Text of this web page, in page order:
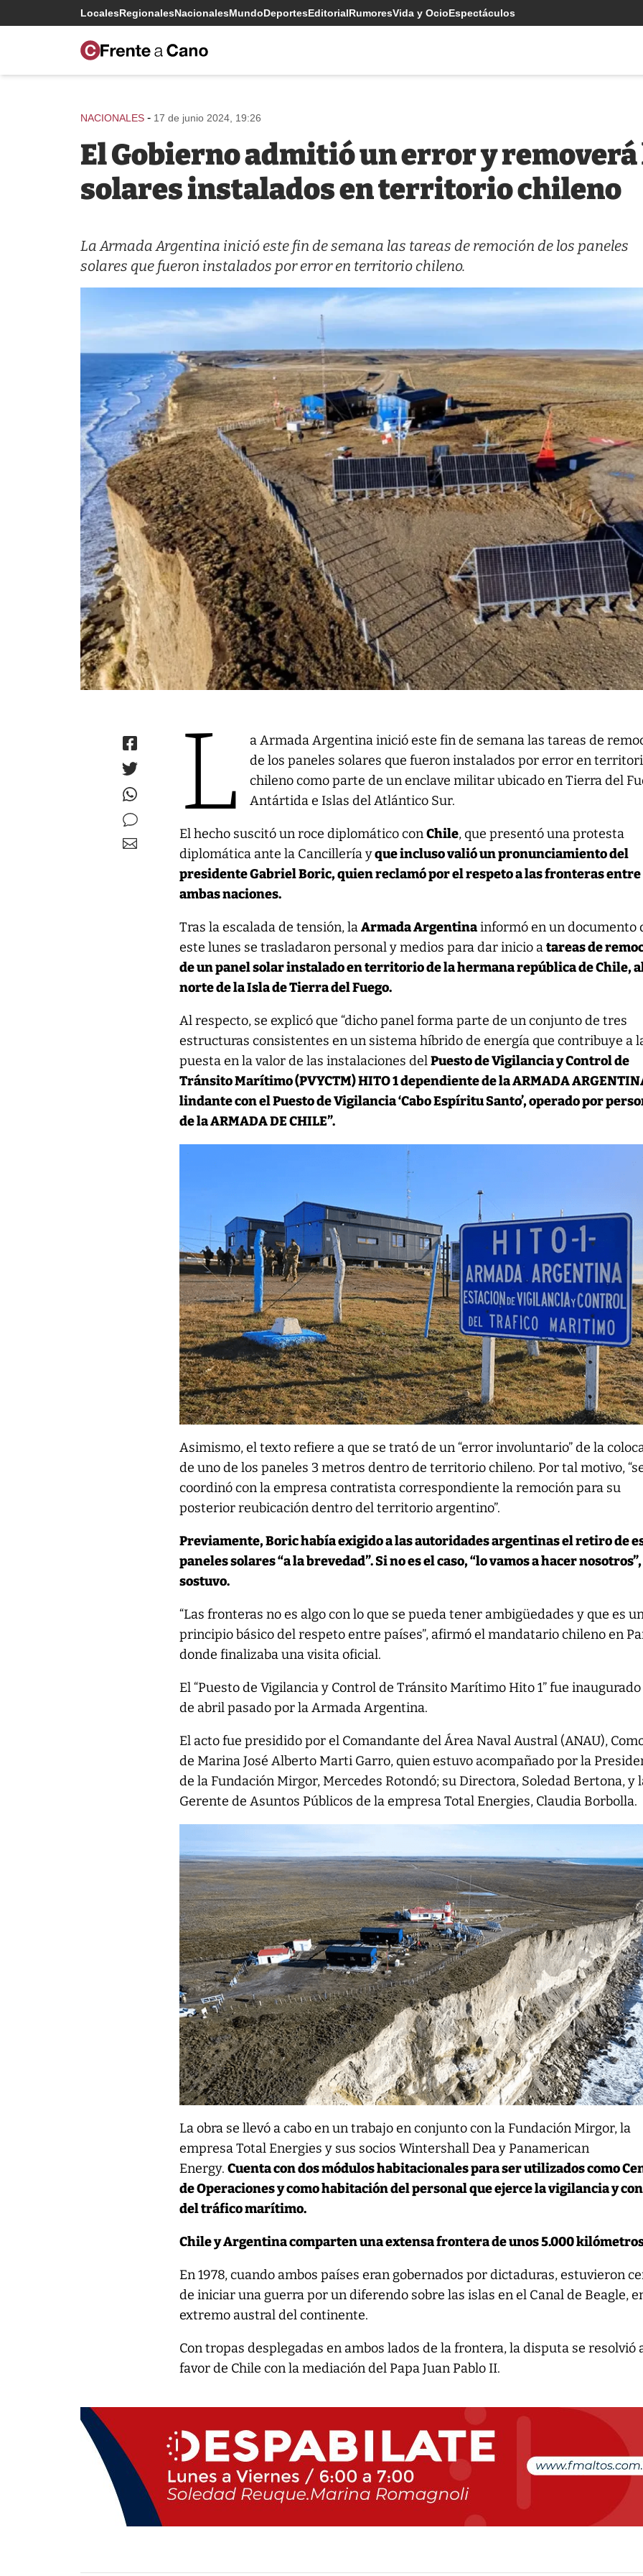
LocalesRegionalesNacionalesMundoDeportesEditorialRumoresVida y OcioEspectáculos
NACIONALES - 17 de junio 2024, 19:26
El Gobierno admitió un error y removerá
solares instalados en territorio chileno
La Armada Argentina inició este fin de semana las tareas de remoción de los paneles
solares que fueron instalados por error en territorio chileno.
L
a Armada Argentina inició este fin de semana las tareas de
de los paneles solares que fueron instalados por error en
chileno como parte de un enclave militar ubicado en Tierra del
Antártida e Islas del Atlántico Sur.
El hecho suscitó un roce diplomático conChile, que presentó una protesta
diplomática ante la Cancillería yque incluso valió un pronunciamiento del
presidente Gabriel Boric, quien reclamó por el respeto a las fronteras entre
ambas naciones.
Tras la escalada de tensión, laArmada Argentinainformó en un documento
este lunes se trasladaron personal y medios para dar inicio atareas de
de un panel solar instalado en territorio de la hermana república de Chile,
norte de la Isla de Tierra del Fuego.
Al respecto, se explicó que “dicho panel forma parte de un conjunto de tres
estructuras consistentes en un sistema híbrido de energía que contribuye a
puesta en la valor de las instalaciones delPuesto de Vigilancia y Control de
Tránsito Marítimo (PVYCTM) HITO 1 dependiente de la ARMADA
lindante con el Puesto de Vigilancia ‘Cabo Espíritu Santo’, operado por
de la ARMADA DE CHILE”.
Asimismo, el texto refiere a que se trató de un “error involuntario” de la
de uno de los paneles 3 metros dentro de territorio chileno. Por tal motivo,
coordinó con la empresa contratista correspondiente la remoción para su
posterior reubicación dentro del territorio argentino”.
Previamente, Boric había exigido a las autoridades argentinas el retiro de
paneles solares “a la brevedad”. Si no es el caso, “lo vamos a hacer nosotros”,
sostuvo.
“Las fronteras no es algo con lo que se pueda tener ambigüedades y que es
principio básico del respeto entre países”, afirmó el mandatario chileno en
donde finalizaba una visita oficial.
El “Puesto de Vigilancia y Control de Tránsito Marítimo Hito 1” fue inaugurado
de abril pasado por la Armada Argentina.
El acto fue presidido por el Comandante del Área Naval Austral (ANAU),
de Marina José Alberto Marti Garro, quien estuvo acompañado por la
de la Fundación Mirgor, Mercedes Rotondó; su Directora, Soledad Bertona, y
Gerente de Asuntos Públicos de la empresa Total Energies, Claudia Borbolla.
La obra se llevó a cabo en un trabajo en conjunto con la Fundación Mirgor, la
empresa Total Energies y sus socios Wintershall Dea y Panamerican
Energy.Cuenta con dos módulos habitacionales para ser utilizados como
de Operaciones y como habitación del personal que ejerce la vigilancia y
del tráfico marítimo.
Chile y Argentina comparten una extensa frontera de unos 5.000
En 1978, cuando ambos países eran gobernados por dictaduras, estuvieron
de iniciar una guerra por un diferendo sobre las islas en el Canal de Beagle,
extremo austral del continente.
Con tropas desplegadas en ambos lados de la frontera, la disputa se resolvió
favor de Chile con la mediación del Papa Juan Pablo II.